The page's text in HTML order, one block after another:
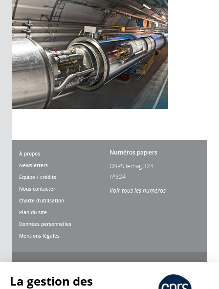
À propos
Newsletters
Équipe / crédits
Nous contacter
Charte d'utilisation
Plan du site
Données personnelles
Mentions légales
Numéros papiers
CNRS lemag 324
n°324
Voir tous les numéros
La gestion des